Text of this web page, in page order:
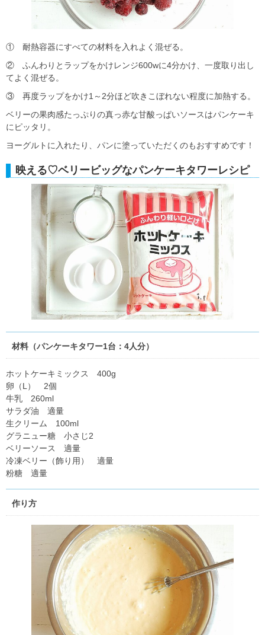
① 耐熱容器にすべての材料を入れよく混ぜる。
② ふんわりとラップをかけレンジ600wに4分かけ、一度取り出し
てよく混ぜる。
③ 再度ラップをかけ1～2分ほど吹きこぼれない程度に加熱する。
ベリーの果肉感たっぷりの真っ赤な甘酸っぱいソースはパンケーキ
にピッタリ。
ヨーグルトに入れたり、パンに塗っていただくのもおすすめです！
映える♡ベリービッグなパンケーキタワーレシピ
材料（パンケーキタワー1台：4人分）
ホットケーキミックス 400g
卵（L） 2個
牛乳 260ml
サラダ油 適量
生クリーム 100ml
グラニュー糖 小さじ2
ベリーソース 適量
冷凍ベリー（飾り用） 適量
粉糖 適量
作り方